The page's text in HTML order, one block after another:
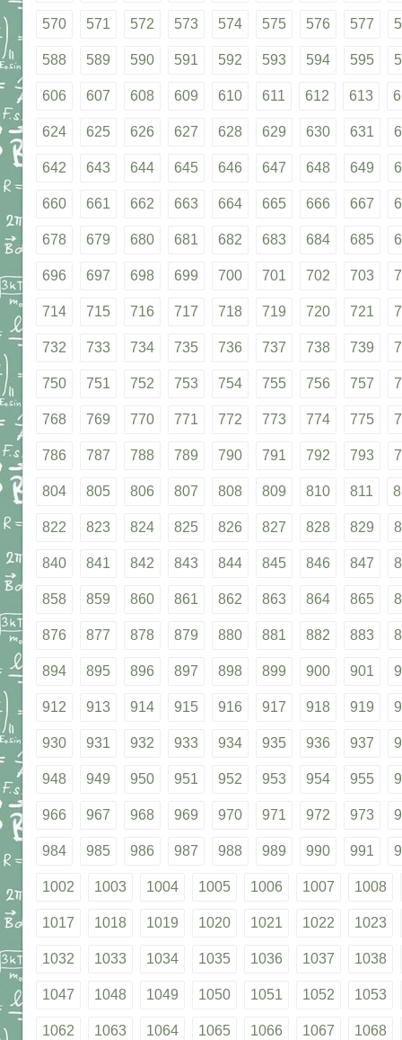
570 571 572 573 574 575 576 577
588 589 590 591 592 593 594 595
606 607 608 609 610 611 612 613
624 625 626 627 628 629 630 631
642 643 644 645 646 647 648 649
660 661 662 663 664 665 666 667
678 679 680 681 682 683 684 685
696 697 698 699 700 701 702 703
714 715 716 717 718 719 720 721
732 733 734 735 736 737 738 739
750 751 752 753 754 755 756 757
768 769 770 771 772 773 774 775
786 787 788 789 790 791 792 793
804 805 806 807 808 809 810 811
822 823 824 825 826 827 828 829
840 841 842 843 844 845 846 847
858 859 860 861 862 863 864 865
876 877 878 879 880 881 882 883
894 895 896 897 898 899 900 901
912 913 914 915 916 917 918 919
930 931 932 933 934 935 936 937
948 949 950 951 952 953 954 955
966 967 968 969 970 971 972 973
984 985 986 987 988 989 990 991
1002 1003 1004 1005 1006 1007 1008
1017 1018 1019 1020 1021 1022 1023
1032 1033 1034 1035 1036 1037 1038
1047 1048 1049 1050 1051 1052 1053
1062 1063 1064 1065 1066 1067 1068